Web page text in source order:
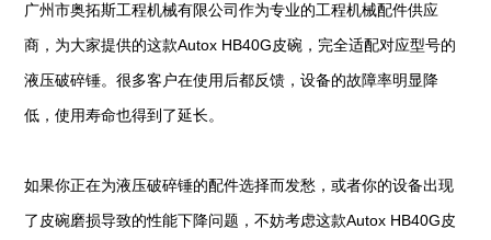
广州市奥拓斯工程机械有限公司作为专业的工程机械配件供应
商，为大家提供的这款Autox HB40G皮碗，完全适配对应型号的
液压破碎锤。很多客户在使用后都反馈，设备的故障率明显降
低，使用寿命也得到了延长。
如果你正在为液压破碎锤的配件选择而发愁，或者你的设备出现
了皮碗磨损导致的性能下降问题，不妨考虑这款Autox HB40G皮